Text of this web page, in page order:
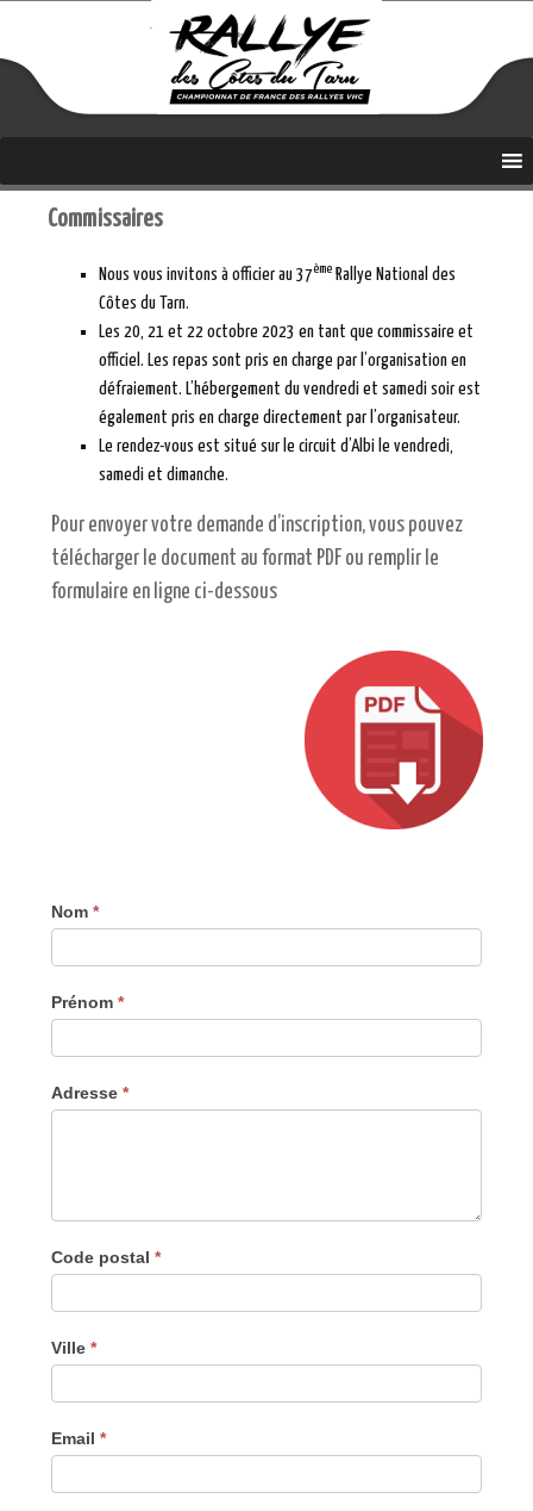
au
contenuCommissaires
Nous vous invitons à officier au 37èmeRallye National des
Côtes du Tarn.
Les 20, 21 et 22 octobre 2023 en tant que commissaire et
officiel. Les repas sont pris en charge par l’organisation en
défraiement. L’hébergement du vendredi et samedi soir est
également pris en charge directement par l’organisateur.
Le rendez-vous est situé sur le circuit d’Albi le vendredi,
samedi et dimanche.
Pour envoyer votre demande d’inscription, vous pouvez
télécharger le document au format PDF ou remplir le
formulaire en ligne ci-dessous
Nom *
Prénom *
Adresse *
Code postal *
Ville *
Email *